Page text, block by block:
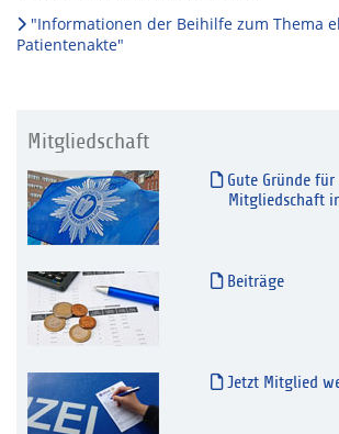
"Informationen der Beihilfe zum Thema
Patientenakte"
Mitgliedschaft
Gute Gründe für
Mitgliedschaft
Beiträge
Jetzt Mitglied